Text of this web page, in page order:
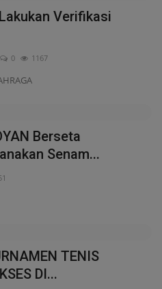
Verifikasi
0 1167
Berseta
Senam...
TENIS
DI...